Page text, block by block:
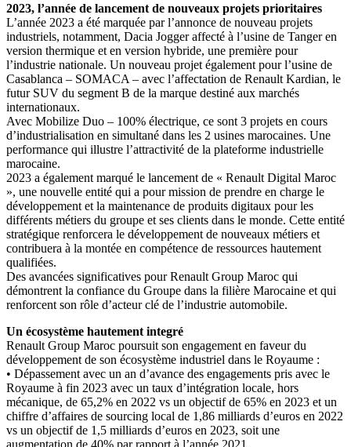
2023, l’année de lancement de nouveaux projets prioritaires
L’année 2023 a été marquée par l’annonce de nouveau projets
industriels, notamment, Dacia Jogger affecté à l’usine de Tanger en
version thermique et en version hybride, une première pour
l’industrie nationale. Un nouveau projet également pour l’usine de
Casablanca – SOMACA – avec l’affectation de Renault Kardian, le
futur SUV du segment B de la marque destiné aux marchés
internationaux.
Avec Mobilize Duo – 100% électrique, ce sont 3 projets en cours
d’industrialisation en simultané dans les 2 usines marocaines. Une
performance qui illustre l’attractivité de la plateforme industrielle
marocaine.
2023 a également marqué le lancement de « Renault Digital Maroc
», une nouvelle entité qui a pour mission de prendre en charge le
développement et la maintenance de produits digitaux pour les
différents métiers du groupe et ses clients dans le monde. Cette entité
stratégique renforcera le développement de nouveaux métiers et
contribuera à la montée en compétence de ressources hautement
qualifiées.
Des avancées significatives pour Renault Group Maroc qui
démontrent la confiance du Groupe dans la filière Marocaine et qui
renforcent son rôle d’acteur clé de l’industrie automobile.
Un écosystème hautement integré
Renault Group Maroc poursuit son engagement en faveur du
développement de son écosystème industriel dans le Royaume :
• Dépassement avec un an d’avance des engagements pris avec le
Royaume à fin 2023 avec un taux d’intégration locale, hors
mécanique, de 65,2% en 2022 vs un objectif de 65% en 2023 et un
chiffre d’affaires de sourcing local de 1,86 milliards d’euros en 2022
vs un objectif de 1,5 milliards d’euros en 2023, soit une
augmentation de 40% par rapport à l’année 2021.